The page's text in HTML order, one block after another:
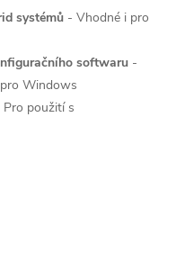
systémů - Vhodné i pro
softwaru -
Windows
Pro použití s